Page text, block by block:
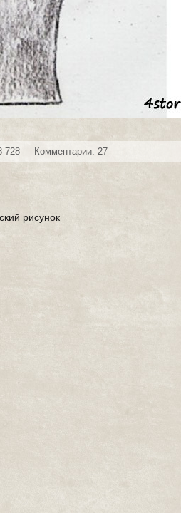
728 Комментарии: 27
рисунок